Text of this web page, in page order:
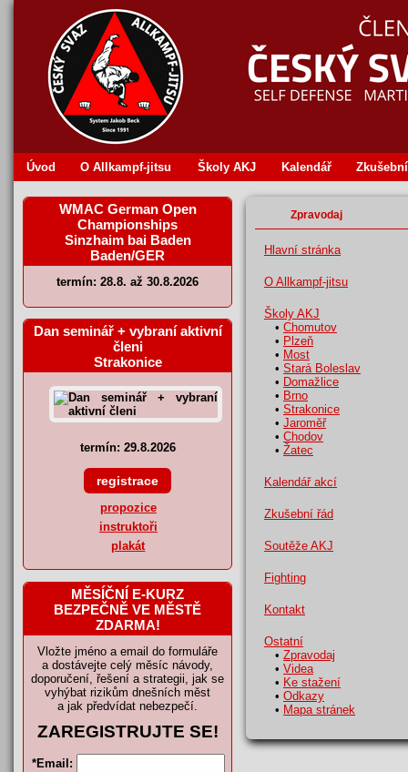
Úvod O Allkampf‐jitsu Školy AKJ Kalendář
Zpravodaj
Hlavní stránka
O Allkampf-jitsu
Školy AKJ
• Chomutov
• Plzeň
• Most
• Stará Boleslav
• Domažlice
• Brno
• Strakonice
• Jaroměř
• Chodov
• Žatec
Kalendář akcí
Zkušební řád
Soutěže AKJ
Fighting
Kontakt
Ostatní
• Zpravodaj
• Videa
• Ke stažení
• Odkazy
• Mapa stránek
WMAC German Open
Championships
Sinzhaim bai Baden
Baden/GER
termín: 28.8. až 30.8.2026
Dan seminář + vybraní aktivní
členi
Strakonice
termín: 29.8.2026
propozice
instruktoři
plakát
MĚSÍČNÍ E-KURZ
BEZPEČNĚ VE MĚSTĚ
ZDARMA!
Vložte jméno a email do formuláře
a dostávejte celý měsíc návody,
doporučení, řešení a strategii, jak se
vyhýbat rizikům dnešních měst
a jak předvídat nebezpečí.
ZAREGISTRUJTE SE!
*Email: